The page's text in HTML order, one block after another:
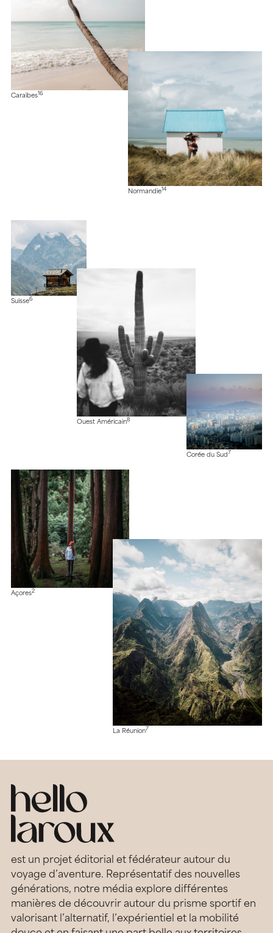
Caraïbes16
Normandie14
Suisse6
Ouest Américain8
Corée du Sud 7
Açores2
La Réunion7
est un projet éditorial et fédérateur autour du
voyage d’aventure. Représentatif des nouvelles
générations, notre média explore différentes
manières de découvrir autour du prisme sportif en
valorisant l’alternatif, l’expérientiel et la mobilité